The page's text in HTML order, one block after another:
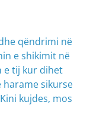
e shikimit në
e tij kur dihet
harame sikurse